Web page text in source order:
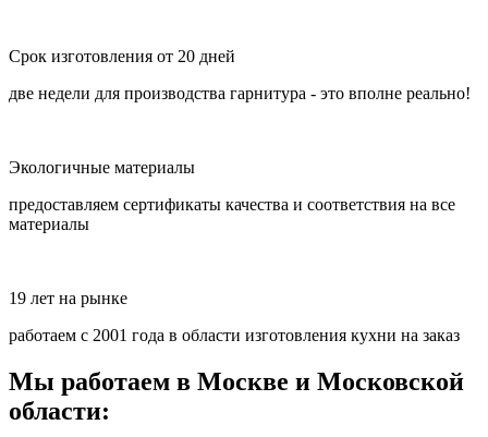
Срок изготовления от 20 дней
две недели для производства гарнитура - это вполне реально!
Экологичные материалы
предоставляем сертификаты качества и соответствия на все
материалы
19 лет на рынке
работаем с 2001 года в области изготовления кухни на заказ
Мы работаем в Москве и Московской
области: